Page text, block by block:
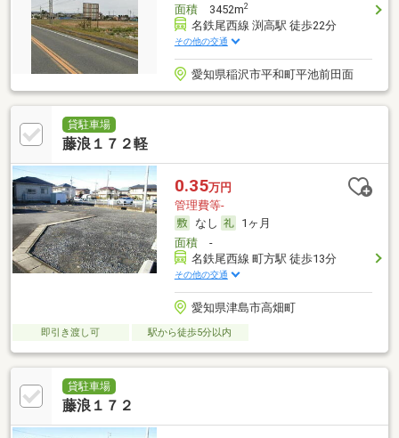
面積3452m2
名鉄尾西線 渕高駅 徒歩22分
その他の交通
愛知県稲沢市平和町平池前田面
貸駐車場
藤浪１７２軽
0.35万円
管理費等-
なし
1ヶ月
面積-
名鉄尾西線 町方駅 徒歩13分
その他の交通
愛知県津島市高畑町
即引き渡し可 駅から徒歩5分以内
貸駐車場
藤浪１７２